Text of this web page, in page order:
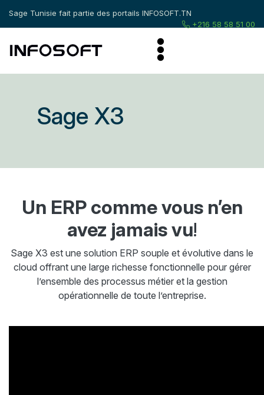
Sage Tunisie fait partie des portails INFOSOFT.TN
+216 58 58 51 00
Sage X3
Un ERP comme vous n’en
avez jamais vu!
Sage X3 est une solution ERP souple et évolutive dans le
cloud offrant une large richesse fonctionnelle pour gérer
l’ensemble des processus métier et la gestion
opérationnelle de toute l’entreprise.